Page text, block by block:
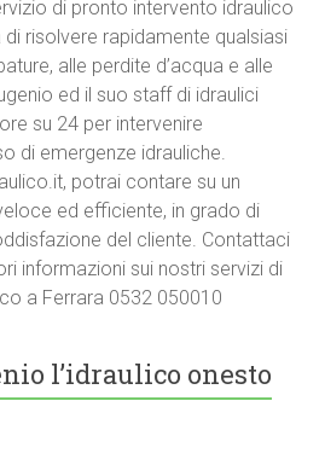
di pronto intervento idraulico
risolvere rapidamente qualsiasi
alle perdite d’acqua e alle
ed il suo staff di idraulici
su 24 per intervenire
di emergenze idrauliche.
potrai contare su un
ed efficiente, in grado di
del cliente. Contattaci
informazioni sui nostri servizi di
a Ferrara 0532 050010
l’idraulico onesto